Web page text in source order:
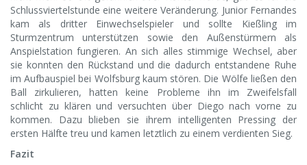
Schlussviertelstunde eine weitere Veränderung. Junior Fernandes
kam als dritter Einwechselspieler und sollte Kießling im
Sturmzentrum unterstützen sowie den Außenstürmern als
Anspielstation fungieren. An sich alles stimmige Wechsel, aber
sie konnten den Rückstand und die dadurch entstandene Ruhe
im Aufbauspiel bei Wolfsburg kaum stören. Die Wölfe ließen den
Ball zirkulieren, hatten keine Probleme ihn im Zweifelsfall
schlicht zu klären und versuchten über Diego nach vorne zu
kommen. Dazu blieben sie ihrem intelligenten Pressing der
ersten Hälfte treu und kamen letztlich zu einem verdienten Sieg.
Fazit